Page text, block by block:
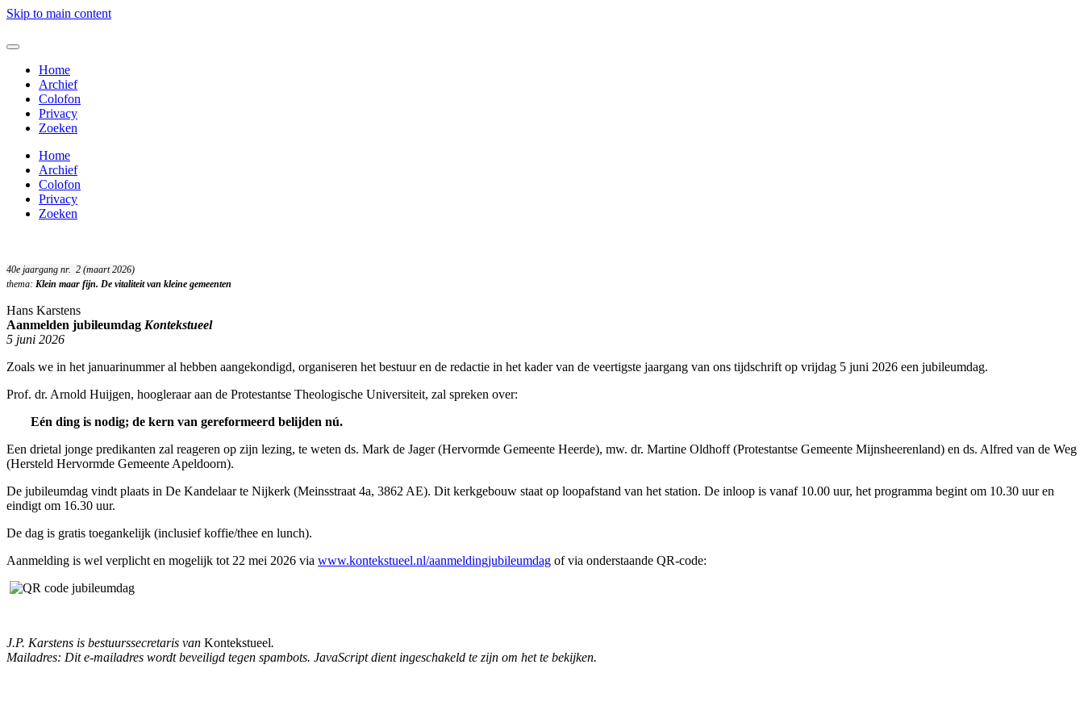
Skip to main content
Home
Archief
Colofon
Privacy
Zoeken
Home
Archief
Colofon
Privacy
Zoeken
40e jaargang nr. 2 (maart 2026)
thema: Klein maar fijn. De vitaliteit van kleine gemeenten
Hans Karstens
Aanmelden jubileumdag Kontekstueel
5 juni 2026
Zoals we in het januarinummer al hebben aangekondigd, organiseren het bestuur en de redactie in het kader van de veertigste jaargang van ons tijdschrift op vrijdag 5 juni 2026 een jubileumdag.
Prof. dr. Arnold Huijgen, hoogleraar aan de Protestantse Theologische Universiteit, zal spreken over:
Eén ding is nodig; de kern van gereformeerd belijden nú.
Een drietal jonge predikanten zal reageren op zijn lezing, te weten ds. Mark de Jager (Hervormde Gemeente Heerde), mw. dr. Martine Oldhoff (Protestantse Gemeente Mijnsheerenland) en ds. Alfred van de Weg
(Hersteld Hervormde Gemeente Apeldoorn).
De jubileumdag vindt plaats in De Kandelaar te Nijkerk (Meinsstraat 4a, 3862 AE). Dit kerkgebouw staat op loopafstand van het station. De inloop is vanaf 10.00 uur, het programma begint om 10.30 uur en
eindigt om 16.30 uur.
De dag is gratis toegankelijk (inclusief koffie/thee en lunch).
Aanmelding is wel verplicht en mogelijk tot 22 mei 2026 via www.kontekstueel.nl/aanmeldingjubileumdag of via onderstaande QR-code:
J.P. Karstens is bestuurssecretaris van Kontekstueel.
Mailadres: Dit e-mailadres wordt beveiligd tegen spambots. JavaScript dient ingeschakeld te zijn om het te bekijken.